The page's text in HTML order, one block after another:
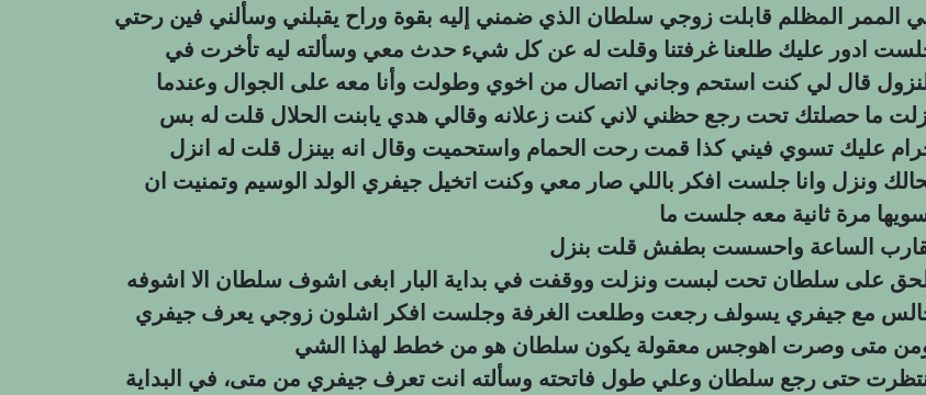
الممر المظلم قابلت زوجي سلطان الذي ضمني إليه بقوة وراح يقبلني وسألني فين رحتي
ادور عليك طلعنا غرفتنا وقلت له عن كل شيء حدث معي وسألته ليه تأخرت في
قال لي كنت استحم وجاني اتصال من اخوي وطولت وأنا معه على الجوال وعندما
ما حصلتك تحت رجع حظني لاني كنت زعلانه وقالي هدي يابنت الحلال قلت له بس
عليك تسوي فيني كذا قمت رحت الحمام واستحميت وقال انه بينزل قلت له انزل
ونزل وانا جلست افكر باللي صار معي وكنت اتخيل جيفري الولد الوسيم وتمنيت ان
مرة ثانية معه جلست ما
الساعة واحسست بطفش قلت بنزل
على سلطان تحت لبست ونزلت ووقفت في بداية البار ابغى اشوف سلطان الا اشوفه
مع جيفري يسولف رجعت وطلعت الغرفة وجلست افكر اشلون زوجي يعرف جيفري
حتى رجع سلطان وعلي طول فاتحته وسألته انت تعرف جيفري من متى، في البداية